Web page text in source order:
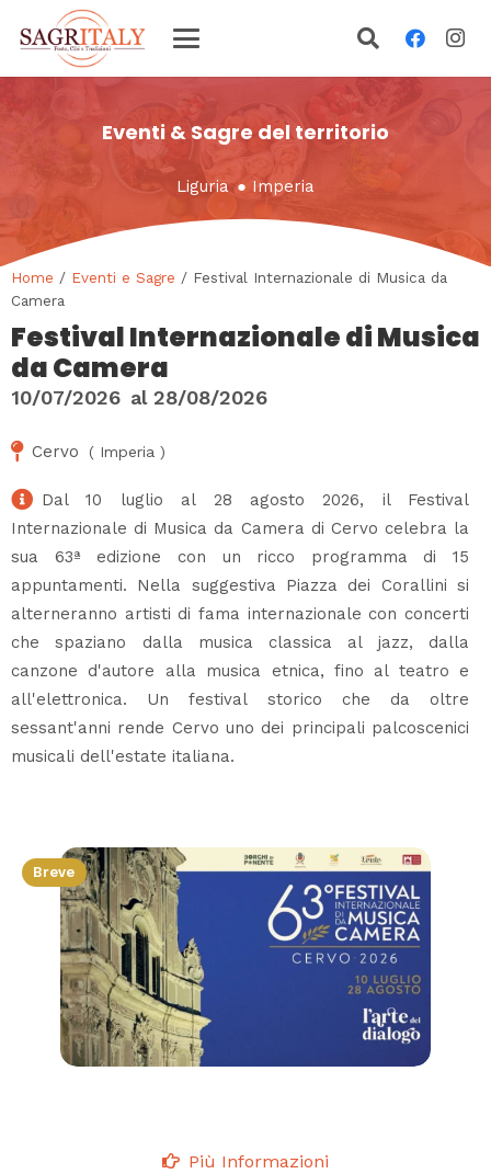
Eventi & Sagre del territorio
Liguria ●Imperia
Home / Eventi e Sagre / Festival Internazionale di Musica da
Camera
Festival Internazionale di Musica
da Camera
10/07/2026 al 28/08/2026
Cervo ( Imperia )
Dal 10 luglio al 28 agosto 2026, il Festival
Internazionale di Musica da Camera di Cervo celebra la
sua 63ª edizione con un ricco programma di 15
appuntamenti. Nella suggestiva Piazza dei Corallini si
alterneranno artisti di fama internazionale con concerti
che spaziano dalla musica classica al jazz, dalla
canzone d'autore alla musica etnica, fino al teatro e
all'elettronica. Un festival storico che da oltre
sessant'anni rende Cervo uno dei principali palcoscenici
musicali dell'estate italiana.
Breve
Più Informazioni